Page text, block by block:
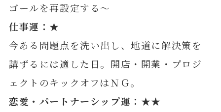
ゴールを再設定する～
仕事運：★
今ある問題点を洗い出し、地道に解決策を
講ずるには適した日。開店・開業・プロジ
ェクトのキックオフはＮＧ。
恋愛・パートナーシップ運：★★